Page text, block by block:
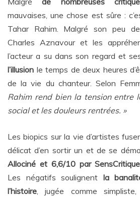
mauvaises, une chose est sûre :
Tahar Rahim. Malgré son peu
Charles Aznavour et les
l’acteur a su dans son regard et
l’illusion le temps de deux heures
de la vie du chanteur. Selon
Rahim rend bien la tension entre
social et les douleurs rentrées. »
Les biopics sur la vie d’artistes
délicat d’en sortir un et de se
Allociné et 6,6/10 par
Les négatifs soulignent la
l’histoire, jugée comme